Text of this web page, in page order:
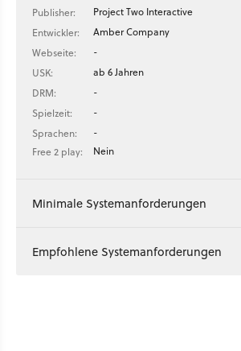
Publisher:
Project Two Interactive
Entwickler:
Amber Company
Webseite:
-
USK:
ab 6 Jahren
DRM:
-
Spielzeit:
-
Sprachen:
-
Free 2 play:
Nein
Minimale Systemanforderungen
Empfohlene Systemanforderungen